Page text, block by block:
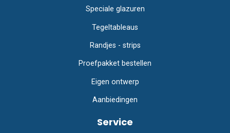
Speciale glazuren
Tegeltableaus
Randjes - strips
Proefpakket bestellen
Eigen ontwerp
Aanbiedingen
Service